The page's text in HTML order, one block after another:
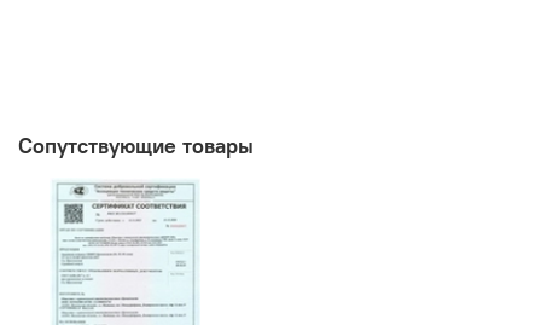
Сопутствующие товары